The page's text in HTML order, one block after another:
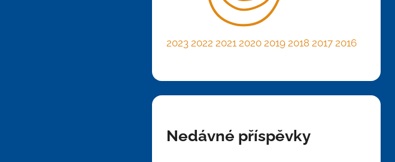
2023 2022 2021 2020 2019 2018 2017 2016
Nedávné příspěvky